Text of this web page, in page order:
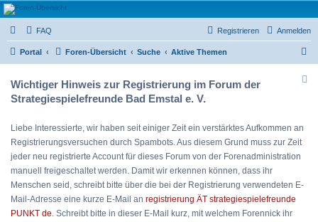
Strategiespielefreunde
Bad Emstal e.V.
Das Forum der Strategiespielefreunde Bad Emstal e.V. - Tabletop und mehr
FAQ Anmelden
Registrieren
Portal Foren-Übersicht Suche Aktive Themen
Wichtiger Hinweis zur Registrierung im Forum der
Strategiespielefreunde Bad Emstal e. V.
Liebe Interessierte, wir haben seit einiger Zeit ein verstärktes Aufkommen an
Registrierungsversuchen durch Spambots. Aus diesem Grund muss zur Zeit
jeder neu registrierte Account für dieses Forum von der Forenadministration
manuell freigeschaltet werden. Damit wir erkennen können, dass ihr
Menschen seid, schreibt bitte über die bei der Registrierung verwendeten E-
Mail-Adresse eine kurze E-Mail an registrierung ÄT strategiespielefreunde
PUNKT de. Schreibt bitte in dieser E-Mail kurz, mit welchem Forennick ihr